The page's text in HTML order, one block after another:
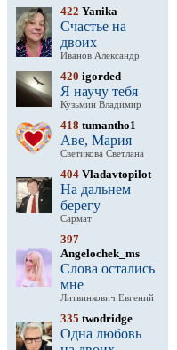
422 Yanika
Счастье на
двоих
Иванов Александр
420 igorded
Я научу тебя
Кузьмин Владимир
418 tumantho1
Аве, Мария
Светикова Светлана
404 Vladavtopilot
На дальнем
берегу
Сармат
397
Angelochek_ms
Слова остались
мне
Литвинкович Евгений
335 twodridge
Одна любовь